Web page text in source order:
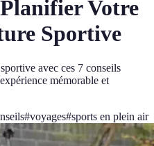
Votre
Sportive
avec ces 7 conseils
mémorable et
#voyages#sports en plein air